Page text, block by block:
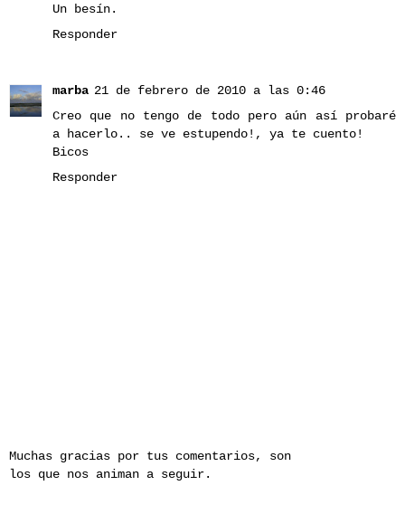
Un besín.
Responder
marba 21 de febrero de 2010 a las 0:46
Creo que no tengo de todo pero aún así probaré
a hacerlo.. se ve estupendo!, ya te cuento!
Bicos
Responder
Muchas gracias por tus comentarios, son
los que nos animan a seguir.